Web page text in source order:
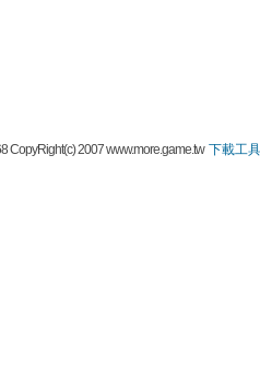
CopyRight(c) 2007 www.more.game.tw下載工